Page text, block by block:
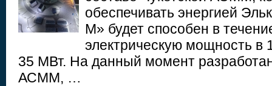
обеспечивать энергией
М» будет способен в
электрическую мощность в
35 МВт. На данный момент
АСММ, …